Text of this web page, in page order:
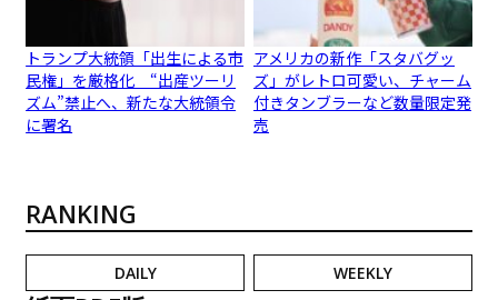
トランプ大統領「出生による市
民権」を厳格化 “出産ツーリ
ズム”禁止へ、新たな大統領令
に署名
アメリカの新作「スタバグッ
ズ」がレトロ可愛い、チャーム
付きタンブラーなど数量限定発
売
RANKING
DAILY WEEKLY